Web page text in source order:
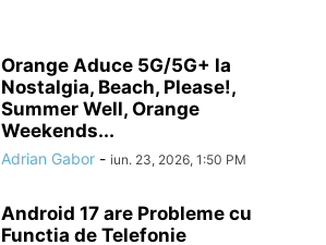
Orange Aduce 5G/5G+ la
Nostalgia, Beach, Please!,
Summer Well, Orange
Weekends...
Adrian Gabor - iun. 23, 2026, 1:50 PM
Android 17 are Probleme cu
Functia de Telefonie